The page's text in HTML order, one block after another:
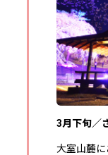
3月下旬／
大室山麓